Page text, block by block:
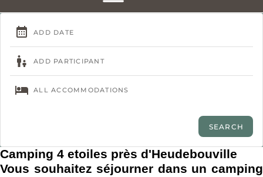
Camping 4 etoiles près d'Heudebouville
Vous souhaitez séjourner dans un camping